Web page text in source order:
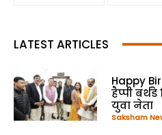
LATEST ARTICLES
Happy
हैप्पी
युवा नेता
Saksham